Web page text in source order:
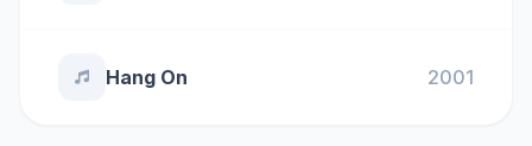
Hang On 2001